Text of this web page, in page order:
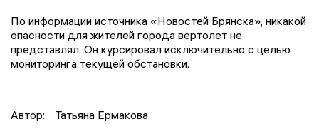
По информации источника «Новостей Брянска», никакой
опасности для жителей города вертолет не
представлял. Он курсировал исключительно с целью
мониторинга текущей обстановки.
Автор: Татьяна Ермакова